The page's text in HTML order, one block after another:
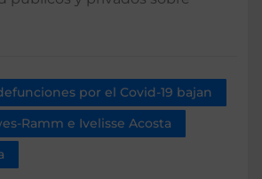
por el Covid-19 bajan
Ramm e Ivelisse Acosta